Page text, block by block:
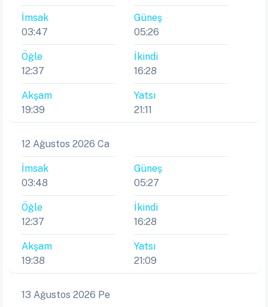
İmsak
03:47
Güneş
05:26
Öğle
12:37
İkindi
16:28
Akşam
19:39
Yatsı
21:11
12 Ağustos 2026 Ca
İmsak
03:48
Güneş
05:27
Öğle
12:37
İkindi
16:28
Akşam
19:38
Yatsı
21:09
13 Ağustos 2026 Pe